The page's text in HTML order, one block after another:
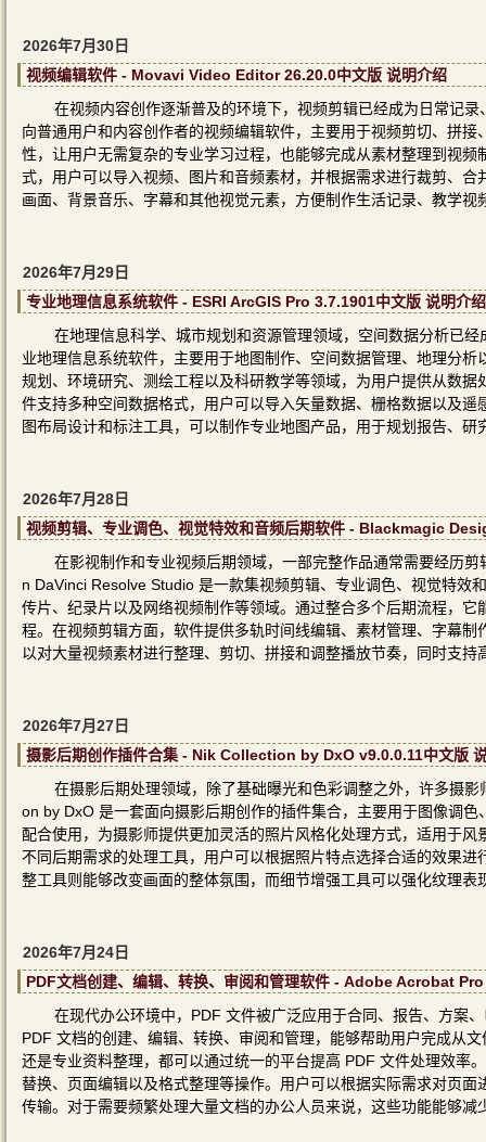
2026年7月30日
视频编辑软件 - Movavi Video Editor 26.20.0中文版 说明介绍
在视频内容创作逐渐普及的环境下，视频剪辑已经成为日常记
向普通用户和内容创作者的视频编辑软件，主要用于视频剪切、拼
性，让用户无需复杂的专业学习过程，也能够完成从素材整理到视
式，用户可以导入视频、图片和音频素材，并根据需求进行裁剪、
画面、背景音乐、字幕和其他视觉元素，方便制作生活记录、教学视
2026年7月29日
专业地理信息系统软件 - ESRI ArcGIS Pro 3.7.1901中文版 说明介绍
在地理信息科学、城市规划和资源管理领域，空间数据分析已
业地理信息系统软件，主要用于地图制作、空间数据管理、地理分
规划、环境研究、测绘工程以及科研教学等领域，为用户提供从数
件支持多种空间数据格式，用户可以导入矢量数据、栅格数据以及
图布局设计和标注工具，可以制作专业地图产品，用于规划报告、研
2026年7月28日
视频剪辑、专业调色、视觉特效和音频后期软件 - Blackmagic
在影视制作和专业视频后期领域，一部完整作品通常需要经历
n DaVinci Resolve Studio 是一款集视频剪辑、专业调色、视觉特效
传片、纪录片以及网络视频制作等领域。通过整合多个后期流程，
程。在视频剪辑方面，软件提供多轨时间线编辑、素材管理、字幕
以对大量视频素材进行整理、剪切、拼接和调整播放节奏，同时支持
2026年7月27日
摄影后期创作插件合集 - Nik Collection by DxO v9.0.0.11中文版
在摄影后期处理领域，除了基础曝光和色彩调整之外，许多摄
on by DxO 是一套面向摄影后期创作的插件集合，主要用于图像调
配合使用，为摄影师提供更加灵活的照片风格化处理方式，适用于
不同后期需求的处理工具，用户可以根据照片特点选择合适的效果
整工具则能够改变画面的整体氛围，而细节增强工具可以强化纹理表
2026年7月24日
PDF文档创建、编辑、转换、审阅和管理软件 - Adobe Acrobat
在现代办公环境中，PDF 文件被广泛应用于合同、报告、方案
PDF 文档的创建、编辑、转换、审阅和管理，能够帮助用户完成从
还是专业资料整理，都可以通过统一的平台提高 PDF 文件处理效率
替换、页面编辑以及格式整理等操作。用户可以根据实际需求对页
传输。对于需要频繁处理大量文档的办公人员来说，这些功能能够